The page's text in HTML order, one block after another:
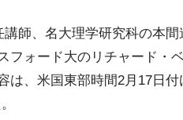
師、名大理学研究科の本
フォード大のリチャード・
は、米国東部時間2月17日